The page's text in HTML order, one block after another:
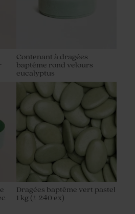
Contenant à dragées
baptême rond velours
eucalyptus
Dragées baptême vert pastel
1 kg (± 240 ex)